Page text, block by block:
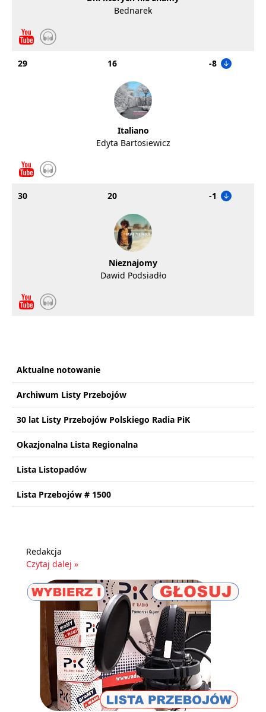
Bednarek
29 16 -8
Italiano
Edyta Bartosiewicz
30 20 -1
Nieznajomy
Dawid Podsiadło
Aktualne notowanie
Archiwum Listy Przebojów
30 lat Listy Przebojów Polskiego Radia PiK
Okazjonalna Lista Regionalna
Lista Listopadów
Lista Przebojów # 1500
Redakcja
Czytaj dalej »